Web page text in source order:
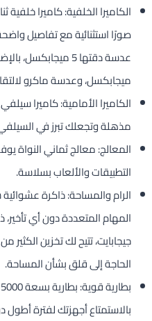
صورًا استثنائية مع تفاصيل
ميجابكسل، وعدسة ماكرو لالتقاط
مذهلة وتجعلك تبرز في
المعالج: معالج ثماني النواة
التطبيقات والألعاب بسلاسة.
جيجابايت، تتيح لك تخزين
الحاجة إلى قلق بشأن المساحة.
بالاستمتاع أجهزتك لفترة أطول